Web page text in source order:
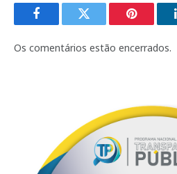
FacebookTwitter Pinterest
Os comentários estão encerrados.